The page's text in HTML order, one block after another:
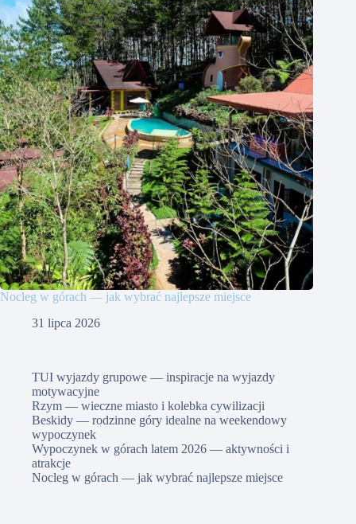
Nocleg w górach — jak wybrać najlepsze miejsce
31 lipca 2026
TUI wyjazdy grupowe — inspiracje na wyjazdy
motywacyjne
Rzym — wieczne miasto i kolebka cywilizacji
Beskidy — rodzinne góry idealne na weekendowy
wypoczynek
Wypoczynek w górach latem 2026 — aktywności i
atrakcje
Nocleg w górach — jak wybrać najlepsze miejsce